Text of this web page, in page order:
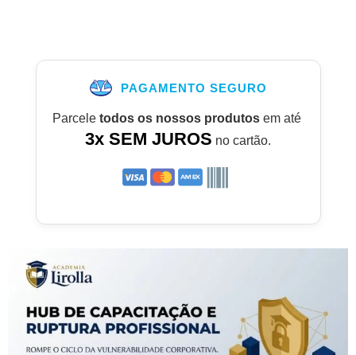
PAGAMENTO SEGURO
Parcele todos os nossos produtosem até
3x SEM JUROS no cartão.